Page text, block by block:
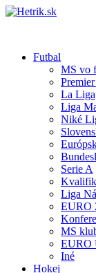
Futbal
MS vo
La Liga
Liga
Niké
Serie A
Liga
EURO
MS
EURO
Iné
Hokej